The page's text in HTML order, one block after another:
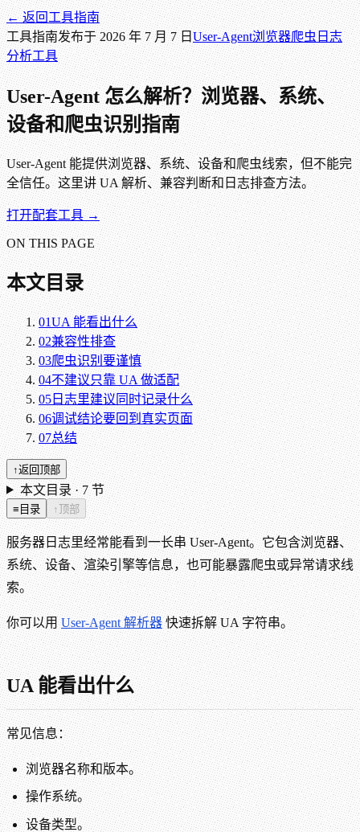
← 返回工具指南
工具指南发布于2026 年 7 月 7 日User-Agent浏览器爬虫日志
分析工具
User-Agent 怎么解析？浏览器、系统、
设备和爬虫识别指南
User-Agent 能提供浏览器、系统、设备和爬虫线索，但不能完
全信任。这里讲 UA 解析、兼容判断和日志排查方法。
打开配套工具 →
ON THIS PAGE
本文目录
01UA 能看出什么
02兼容性排查
03爬虫识别要谨慎
04不建议只靠 UA 做适配
05日志里建议同时记录什么
06调试结论要回到真实页面
07总结
↑返回顶部
本文目录 ·7节
≡ 目录 ↑顶部
服务器日志里经常能看到一长串 User-Agent。它包含浏览器、
系统、设备、渲染引擎等信息，也可能暴露爬虫或异常请求线
索。
你可以用User-Agent 解析器快速拆解 UA 字符串。
UA 能看出什么
常见信息：
浏览器名称和版本。
操作系统。
设备类型。